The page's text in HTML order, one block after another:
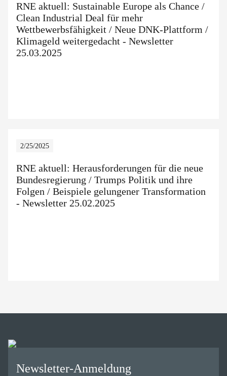
RNE aktuell: Sustainable Europe als Chance /
Clean Industrial Deal für mehr
Wettbewerbsfähigkeit / Neue DNK-Plattform /
Klimageld weitergedacht - Newsletter
25.03.2025
2/25/2025
RNE aktuell: Herausforderungen für die neue
Bundesregierung / Trumps Politik und ihre
Folgen / Beispiele gelungener Transformation
- Newsletter 25.02.2025
Newsletter-Anmeldung